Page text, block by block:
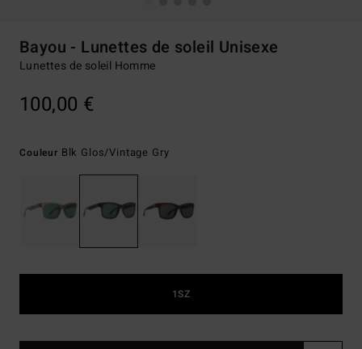
Bayou - Lunettes de soleil Unisexe
Lunettes de soleil Homme
100,00 €
Couleur Blk Glos/vintage Gry
1SZ